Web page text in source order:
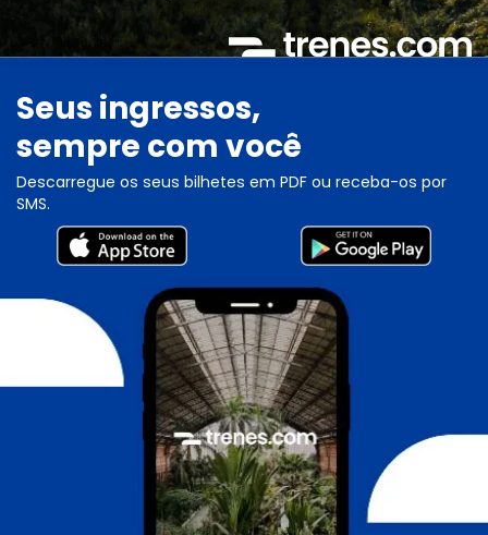
Seus ingressos,
sempre com você
Descarregue os seus bilhetes em PDF ou receba-os por
SMS.